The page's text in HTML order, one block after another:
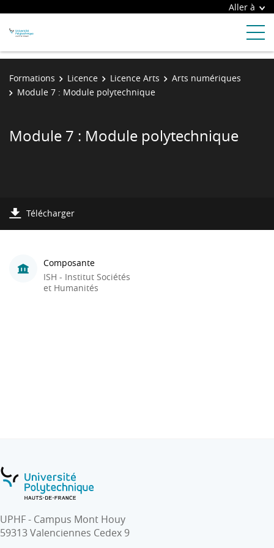
Aller à
Formations Licence Licence Arts
Arts numériques
Module 7 : Module polytechnique
Module 7 : Module polytechnique
Télécharger
Composante
ISH - Institut Sociétés
et Humanités
UPHF - Campus Mont Houy
59313 Valenciennes Cedex 9